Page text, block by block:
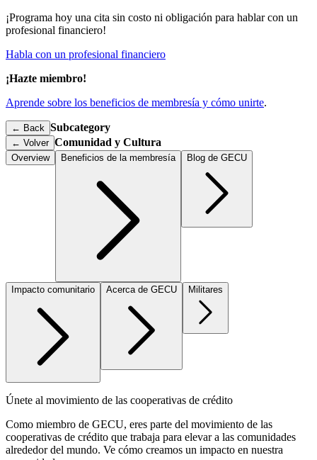
¡Programa hoy una cita sin costo ni obligación para hablar con un
profesional financiero!
Habla con un profesional financiero
¡Hazte miembro!
Aprende sobre los beneficios de membresía y cómo unirte.
← Back Subcategory
← Volver Comunidad y Cultura
Overview Beneficios de la membresía Blog de GECU
Impacto comunitario Acerca de GECU Militares
Únete al movimiento de las cooperativas de crédito
Como miembro de GECU, eres parte del movimiento de las
cooperativas de crédito que trabaja para elevar a las comunidades
alrededor del mundo. Ve cómo creamos un impacto en nuestra